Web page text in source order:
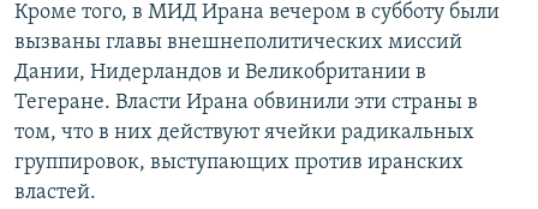
Кроме того, в МИД Ирана вечером в субботу были
вызваны главы внешнеполитических миссий
Дании, Нидерландов и Великобритании в
Тегеране. Власти Ирана обвинили эти страны в
том, что в них действуют ячейки радикальных
группировок, выступающих против иранских
властей.